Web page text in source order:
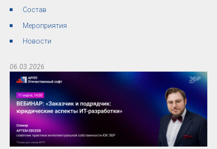
Состав
Мероприятия
Новости
06.03.2026